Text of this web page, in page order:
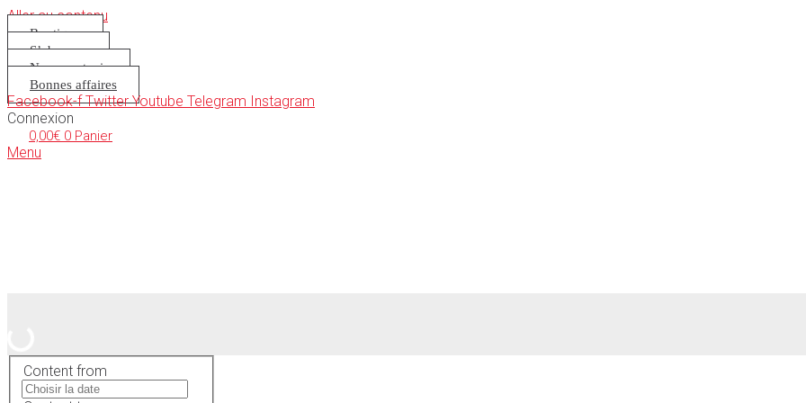
Aller au contenu
Boutique
S’abonner
Nous soutenir
Bonnes affaires
Facebook-f Twitter Youtube Telegram Instagram
Connexion
0,00€ 0 Panier
Menu
Content from